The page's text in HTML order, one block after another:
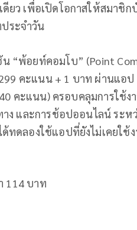
ยว เพื่อเปิดโอกาสให้สมาชิ
ระจำวัน
“พ้อยท์คอมโบ” (Point
คะแนน + 1 บาท ผ่านแอ
คะแนน) ครอบคลุมการใช้ง
าง และการช้อปออนไลน์ ระ
ทดลองใช้แอปที่ยังไม่เคยใช้
114 บาท